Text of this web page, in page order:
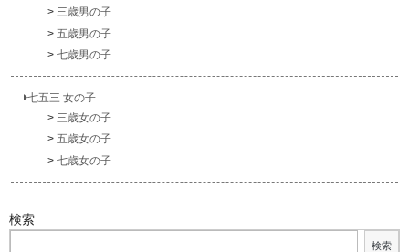
三歳男の子
五歳男の子
七歳男の子
七五三 女の子
三歳女の子
五歳女の子
七歳女の子
検索
検索